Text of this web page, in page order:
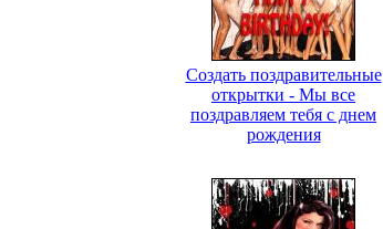
Создать поздравительные
открытки - Мы все
поздравляем тебя с днем
рождения